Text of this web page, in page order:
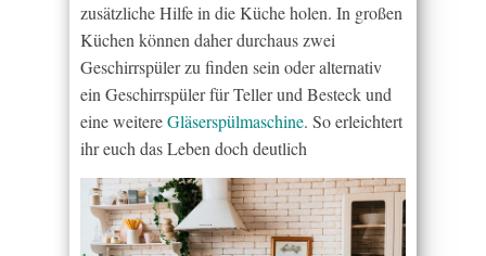
zusätzliche Hilfe in die Küche holen. In großen
Küchen können daher durchaus zwei
Geschirrspüler zu finden sein oder alternativ
ein Geschirrspüler für Teller und Besteck und
eine weitereGläserspülmaschine. So erleichtert
ihr euch das Leben doch deutlich